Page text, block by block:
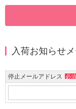
入荷お知らせ
停止メールアドレス 必須